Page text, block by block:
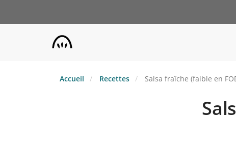
Accueil Recettes Salsa fraîche (faible en